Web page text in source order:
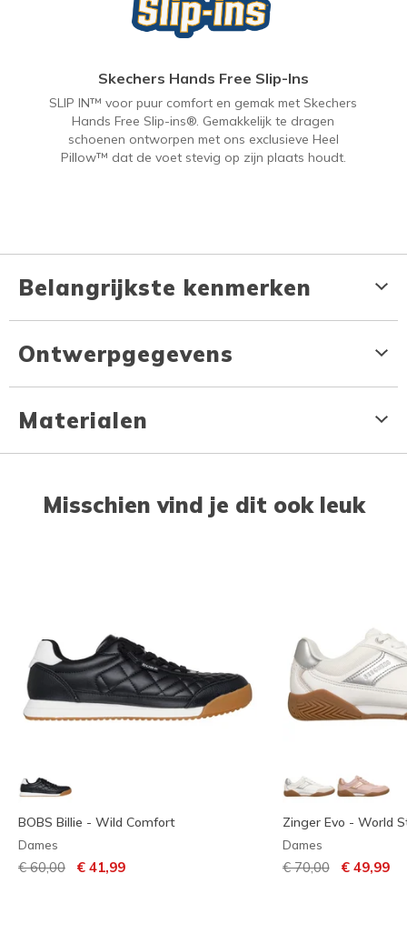
Skechers Hands Free Slip-Ins
SLIP IN™ voor puur comfort en gemak met Skechers
Hands Free Slip-ins®. Gemakkelijk te dragen
schoenen ontworpen met ons exclusieve Heel
Pillow™ dat de voet stevig op zijn plaats houdt.
Belangrijkste kenmerken
Ontwerpgegevens
Materialen
Misschien vind je dit ook leuk
BOBS Billie - Wild Comfort
Dames
Prijs verlaagd van
€ 60,00 naar
€ 41,99
Zinger Evo - World
Dames
Prijs verlaagd van
€ 70,00naar
€ 49,99